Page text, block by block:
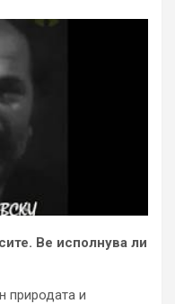
Ве исполнува ли
природата и